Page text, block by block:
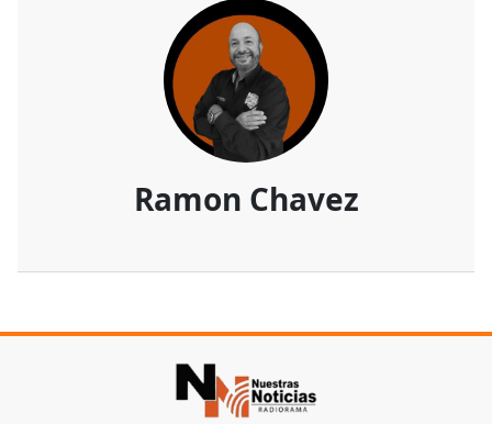
Ramon Chavez